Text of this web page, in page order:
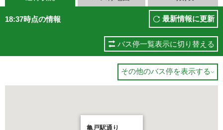
18:37時点の情報 最新情報に更新
バス停一覧表示に切り替える
その他のバス停を表示する 
亀戸駅通り